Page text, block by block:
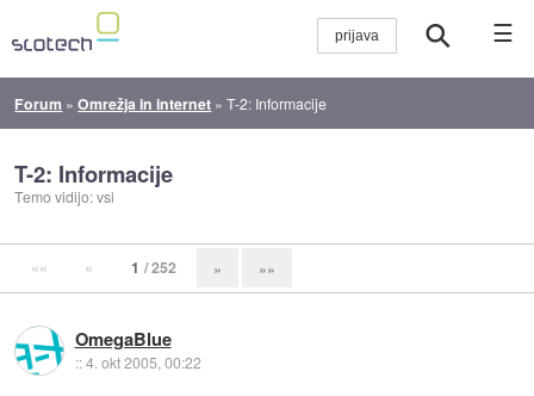
☰
Forum »Omrežja in internet »T-2: Informacije
T-2: Informacije
Temo vidijo: vsi
«« « 1 / 252 » »»
OmegaBlue
::4. okt 2005, 00:22